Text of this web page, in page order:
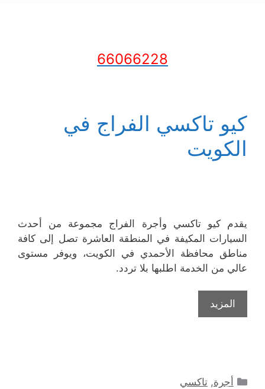
66066228
كيو تاكسي الفراج في
الكويت
يقدم كيو تاكسي وأجرة الفراج مجموعة من أحدث
السيارات المكيفة في المنطقة العاشرة تصل إلى كافة
مناطق محافظة الأحمدي في الكويت، ويوفر مستوى
عالي من الخدمة اطلبها بلا تردد.
المزيد
التصنيفات
أجرة,تاكسي